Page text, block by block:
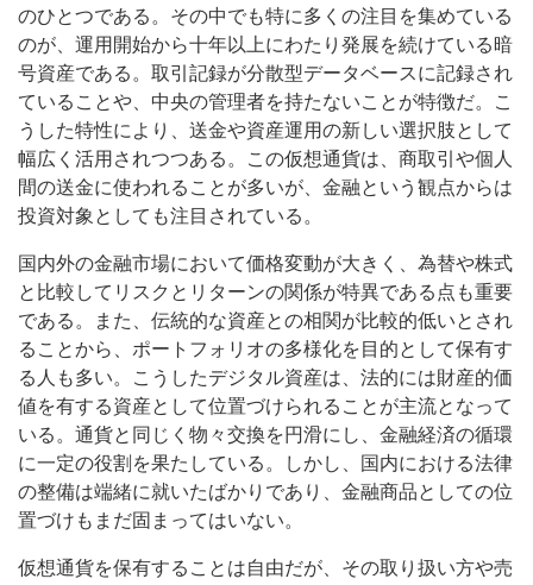
のひとつである。 その中でも特に多くの注目を集めている
のが、運用開始から十年以上にわたり発展を続けている暗
号資産である。取引記録が分散型データベースに記録され
ていることや、中央の管理者を持たないことが特徴だ。こ
うした特性により、送金や資産運用の新しい選択肢として
幅広く活用されつつある。この仮想通貨は、商取引や個人
間の送金に使われることが多いが、金融という観点からは
投資対象としても注目されている。
国内外の金融市場において価格変動が大きく、為替や株式
と比較してリスクとリターンの関係が特異である点も重要
である。また、伝統的な資産との相関が比較的低いとされ
ることから、ポートフォリオの多様化を目的として保有す
る人も多い。こうしたデジタル資産は、法的には財産的価
値を有する資産として位置づけられることが主流となって
いる。通貨と同じく物々交換を円滑にし、金融経済の循環
に一定の役割を果たしている。しかし、国内における法律
の整備は端緒に就いたばかりであり、金融商品としての位
置づけもまだ固まってはいない。
仮想通貨を保有することは自由だが、その取り扱い方や売